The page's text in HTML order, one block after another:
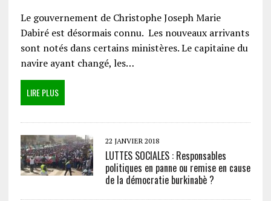
Le gouvernement de Christophe Joseph Marie
Dabiré est désormais connu. Les nouveaux arrivants
sont notés dans certains ministères. Le capitaine du
navire ayant changé, les…
LIRE PLUS
22 JANVIER 2018
LUTTES SOCIALES : Responsables
politiques en panne ou remise en cause
de la démocratie burkinabè ?